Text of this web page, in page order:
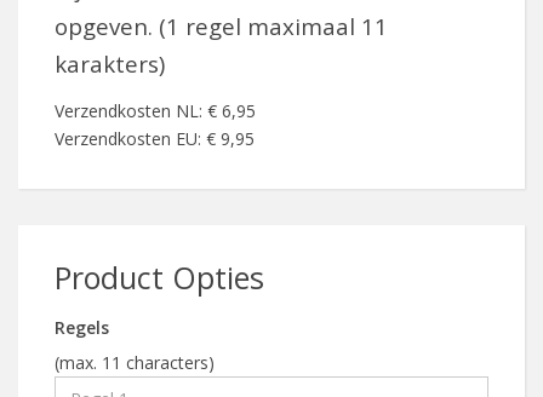
opgeven. (1 regel maximaal 11
karakters)
Verzendkosten NL: € 6,95
Verzendkosten EU: € 9,95
Product Opties
Regels
(max. 11 characters)